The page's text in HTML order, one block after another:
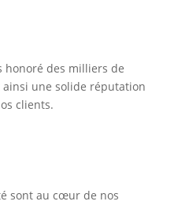
honoré des milliers de
une solide réputation
clients.
sont au cœur de nos